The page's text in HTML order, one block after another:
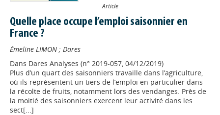
Article
Quelle place occupe l’emploi saisonnier en
France ?
Émeline LIMON ; Dares
Dans Dares Analyses (n° 2019-057, 04/12/2019)
Plus d’un quart des saisonniers travaille dans l’agriculture,
où ils représentent un tiers de l’emploi en particulier dans
la récolte de fruits, notamment lors des vendanges. Près de
la moitié des saisonniers exercent leur activité dans les
sect[...]